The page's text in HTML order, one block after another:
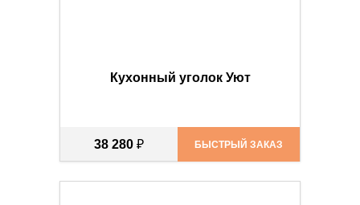
Кухонный уголок Уют
38 280 ₽ БЫСТРЫЙ ЗАКАЗ